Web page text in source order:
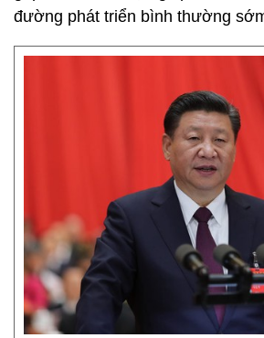
đường phát triển bình thường